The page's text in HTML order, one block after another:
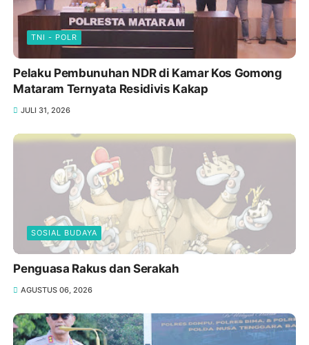
TNI - POLR
Pelaku Pembunuhan NDR di Kamar Kos Gomong
Mataram Ternyata Residivis Kakap
JULI 31, 2026
SOSIAL BUDAYA
Penguasa Rakus dan Serakah
AGUSTUS 06, 2026